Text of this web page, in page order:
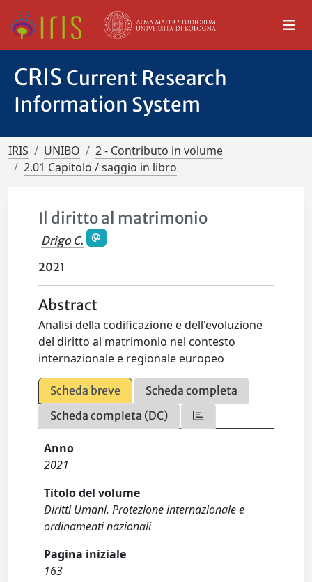
CRIS Current Research
Information System
IRIS UNIBO
2 - Contributo in volume
2.01 Capitolo / saggio in libro
Il diritto al matrimonio
Drigo C.
2021
Abstract
Analisi della codificazione e dell'evoluzione
del diritto al matrimonio nel contesto
internazionale e regionale europeo
Scheda breve
Scheda completa
Scheda completa (DC)
Anno
2021
Titolo del volume
Diritti Umani. Protezione internazionale e
ordinamenti nazionali
Pagina iniziale
163